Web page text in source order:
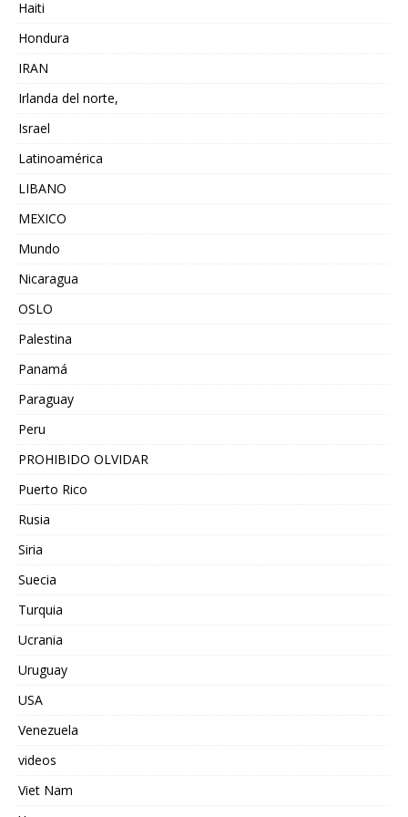
Haiti
Hondura
IRAN
Irlanda del norte,
Israel
Latinoamérica
LIBANO
MEXICO
Mundo
Nicaragua
OSLO
Palestina
Panamá
Paraguay
Peru
PROHIBIDO OLVIDAR
Puerto Rico
Rusia
Siria
Suecia
Turquia
Ucrania
Uruguay
USA
Venezuela
videos
Viet Nam